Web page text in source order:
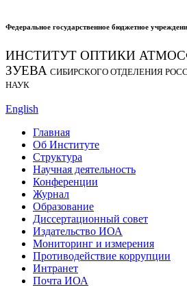
Федеральное государственное бюджетное
ИНСТИТУТ ОПТИКИ
ЗУЕВА СИБИРСКОГО ОТДЕЛЕНИЯ
НАУК
English
Главная
Об Институте
Структура
Научная деятельность
Конференции
Журнал
Образование
Диссертационный совет
Издательство ИОА
Мониторинг и измерения
Противодействие коррупции
Интранет
Почта ИОА